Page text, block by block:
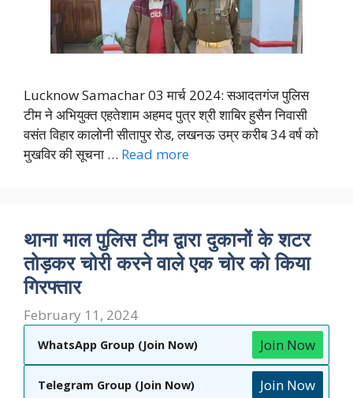
Lucknow Samachar 03 मार्च 2024: सआदतगंज पुलिस
टीम ने अभियुक्त एहतेशाम अहमद पुत्र श्री शाबिर हुसैन निवासी
वसंत विहार कालोनी सीतापुर रोड, लखनऊ उम्र करीब 34 वर्ष को
मुखविर की सूचना … Read more
थाना माल पुलिस टीम द्वारा दुकानों के शटर
तोड़कर चोरी करने वाले एक चोर को किया
गिरफ्तार
February 11, 2024
WhatsApp Group (Join Now) Join Now
Telegram Group (Join Now) Join Now